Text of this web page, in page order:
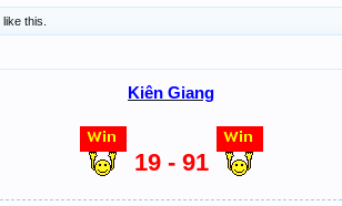
like this.
Kiên Giang
19 - 91